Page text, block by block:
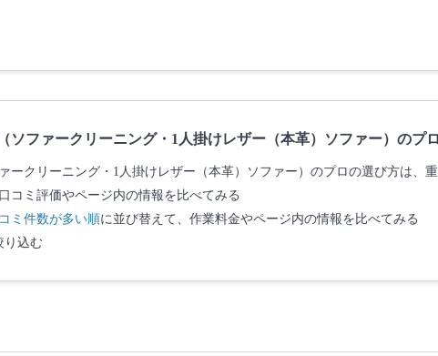
ファークリーニング・1人掛けレザー（本革）ソファー）のプ
クリーニング・1人掛けレザー（本革）ソファー）のプロの選び方は、
コミ評価やページ内の情報を比べてみる
ミ件数が多い順に並び替えて、作業料金やページ内の情報を比べてみる
り込む